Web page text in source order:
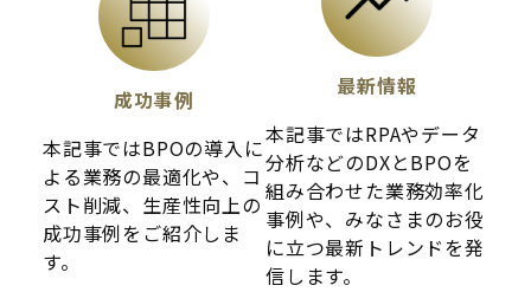
成功事例
本記事ではBPOの導入に
よる業務の最適化や、コ
スト削減、生産性向上の
成功事例をご紹介しま
す。
最新情報
本記事ではRPAやデータ
分析などのDXとBPOを
組み合わせた業務効率化
事例や、みなさまのお役
に立つ最新トレンドを発
信します。